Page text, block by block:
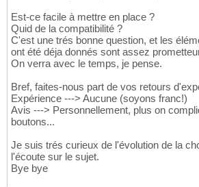
Est-ce facile à mettre en place ?
Quid de la compatibilité ?
C'est une trés bonne question, et les
ont été déja donnés sont assez
On verra avec le temps, je pense.
Bref, faites-nous part de vos retours
Expérience ---> Aucune (soyons franc!)
Avis ---> Personnellement, plus on
boutons...
Je suis trés curieux de l'évolution de la
l'écoute sur le sujet.
Bye bye